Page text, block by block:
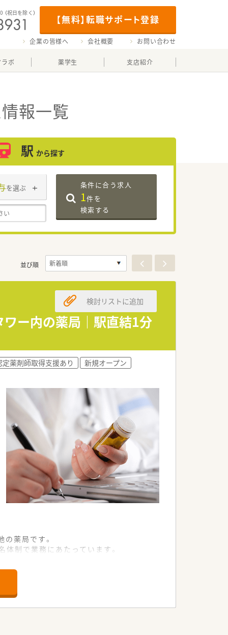
【無料】転職サポート登録
（祝日を除く）
企業の皆様へ 会社概要 お問い合わせ
ボ 薬学生 支店紹介
報一覧
駅 から探す
を選ぶ 条件に合う求人
1件を
検索する
並び順
ー内の薬局｜駅直結1分
検討リストに追加
定薬剤師取得支援あり
新規オープン
薬局です。
制で業務にあたっています。
たします。
意欲のある方はぜひご応募くださ